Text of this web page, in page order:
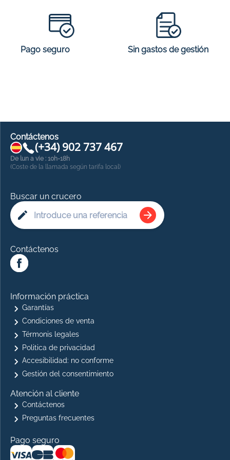
bordo. En cuanto a Costa Cruceros, la compañía varía
continuamente sus ofertas y ofrece más de 250 destinos que se
pueden disfrutar a través de un centenar de itinerarios. Las
fórmulas se actualizan constantemente, lo que permite recibir
Pago seguro Sin gastos de gestión
Contáctenos
(+34) 902 737 467
De lun a vie : 10h-18h
(Coste de la llamada según tarifa local)
Buscar un crucero
Contáctenos
Información práctica
Garantías
Condiciones de venta
Térmonis legales
Politica de privacidad
Accesibilidad: no conforme
Gestión del consentimiento
Atención al cliente
Contáctenos
Preguntas frecuentes
Pago seguro